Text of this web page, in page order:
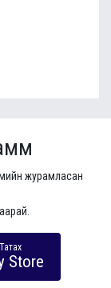
журамласан
Татах
Store